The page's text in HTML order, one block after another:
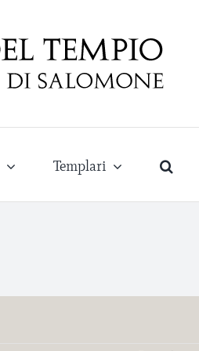
Templari